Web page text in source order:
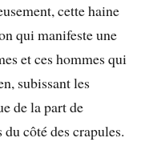
cette haine
qui manifeste une
et ces hommes qui
subissant les
de la part de
côté des crapules.